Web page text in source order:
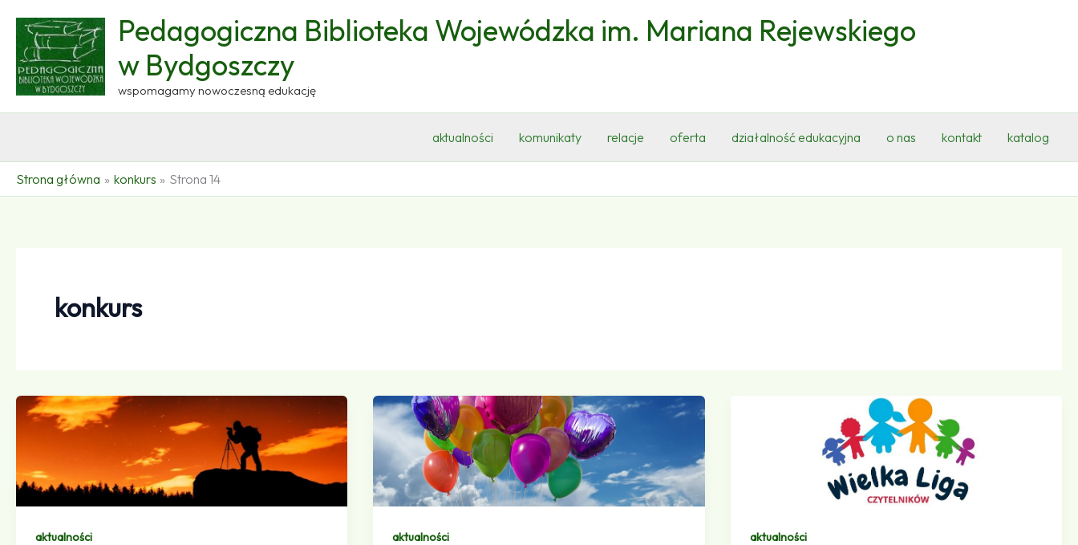
treści
Pedagogiczna Biblioteka Wojewódzka im. Mariana Rejewskiego
w Bydgoszczy
wspomagamy nowoczesną edukację
aktualności komunikaty relacje oferta działalność edukacyjna o nas kontakt katalog
Strona główna konkurs Strona 14
konkurs
aktualności aktualności aktualności